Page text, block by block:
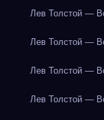
Лев Толстой —
Лев Толстой —
Лев Толстой —
Лев Толстой —